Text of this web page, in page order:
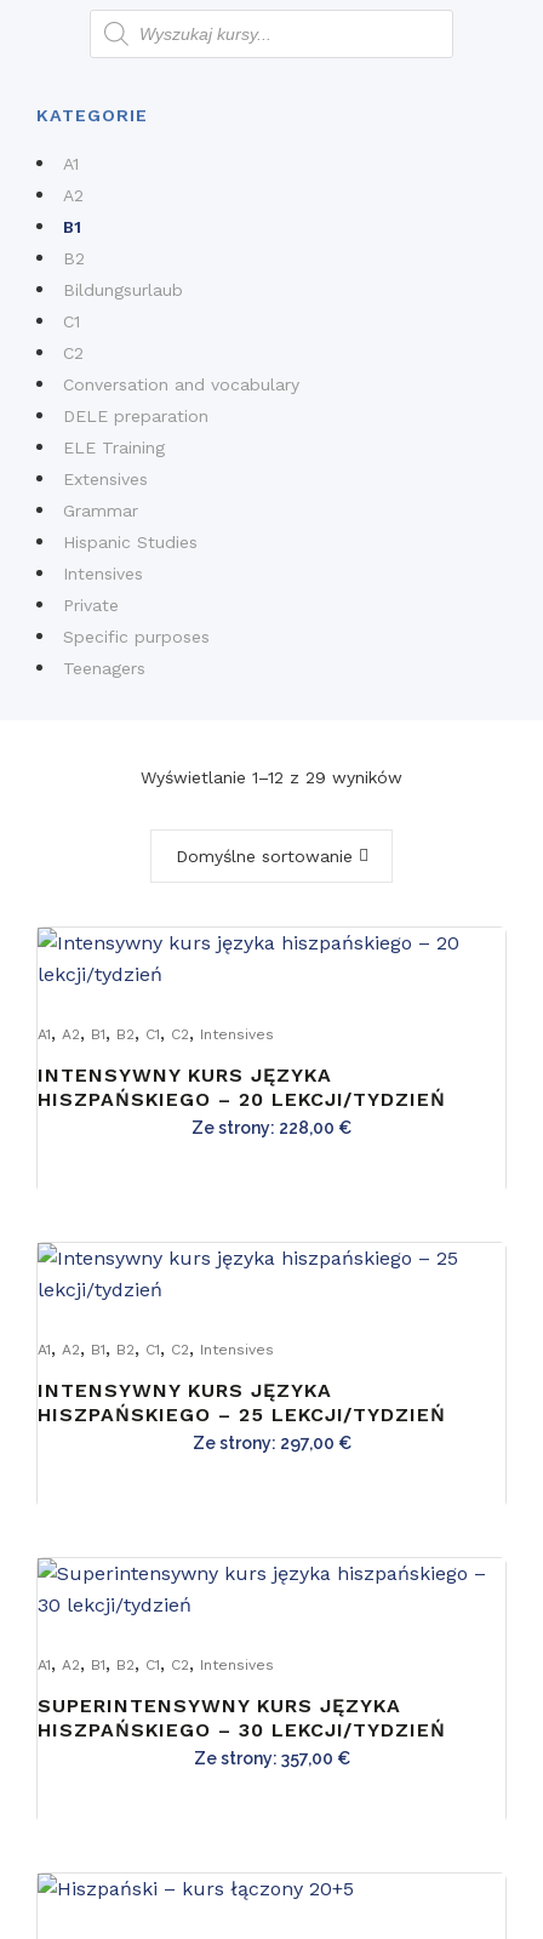
KATEGORIE
A1
A2
B1
B2
Bildungsurlaub
C1
C2
Conversation and vocabulary
DELE preparation
ELE Training
Extensives
Grammar
Hispanic Studies
Intensives
Private
Specific purposes
Teenagers
Wyświetlanie 1–12 z 29 wyników
Domyślne sortowanie
A1, A2, B1, B2, C1, C2, Intensives
INTENSYWNY KURS JĘZYKA
HISZPAŃSKIEGO – 20 LEKCJI/TYDZIEŃ
Ze strony: 228,00 €
A1, A2, B1, B2, C1, C2, Intensives
INTENSYWNY KURS JĘZYKA
HISZPAŃSKIEGO – 25 LEKCJI/TYDZIEŃ
Ze strony: 297,00 €
A1, A2, B1, B2, C1, C2, Intensives
SUPERINTENSYWNY KURS JĘZYKA
HISZPAŃSKIEGO – 30 LEKCJI/TYDZIEŃ
Ze strony: 357,00 €